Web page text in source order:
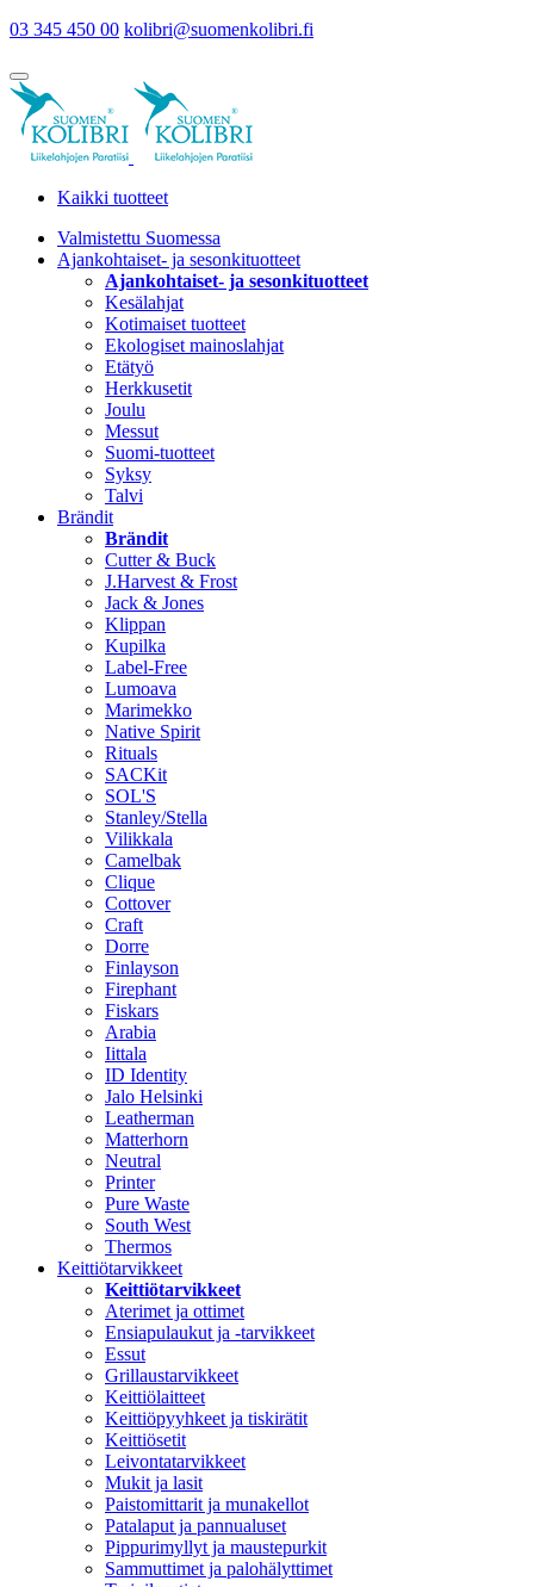
03 345 450 00 kolibri@suomenkolibri.fi
Kaikki tuotteet
Valmistettu Suomessa
Ajankohtaiset- ja sesonkituotteet
Ajankohtaiset- ja sesonkituotteet
Kesälahjat
Kotimaiset tuotteet
Ekologiset mainoslahjat
Etätyö
Herkkusetit
Joulu
Messut
Suomi-tuotteet
Syksy
Talvi
Brändit
Brändit
Cutter & Buck
J.Harvest & Frost
Jack & Jones
Klippan
Kupilka
Label-Free
Lumoava
Marimekko
Native Spirit
Rituals
SACKit
SOL'S
Stanley/Stella
Vilikkala
Camelbak
Clique
Cottover
Craft
Dorre
Finlayson
Firephant
Fiskars
Arabia
Iittala
ID Identity
Jalo Helsinki
Leatherman
Matterhorn
Neutral
Printer
Pure Waste
South West
Thermos
Keittiötarvikkeet
Keittiötarvikkeet
Aterimet ja ottimet
Ensiapulaukut ja -tarvikkeet
Essut
Grillaustarvikkeet
Keittiölaitteet
Keittiöpyyhkeet ja tiskirätit
Keittiösetit
Leivontatarvikkeet
Mukit ja lasit
Paistomittarit ja munakellot
Patalaput ja pannualuset
Pippurimyllyt ja maustepurkit
Sammuttimet ja palohälyttimet